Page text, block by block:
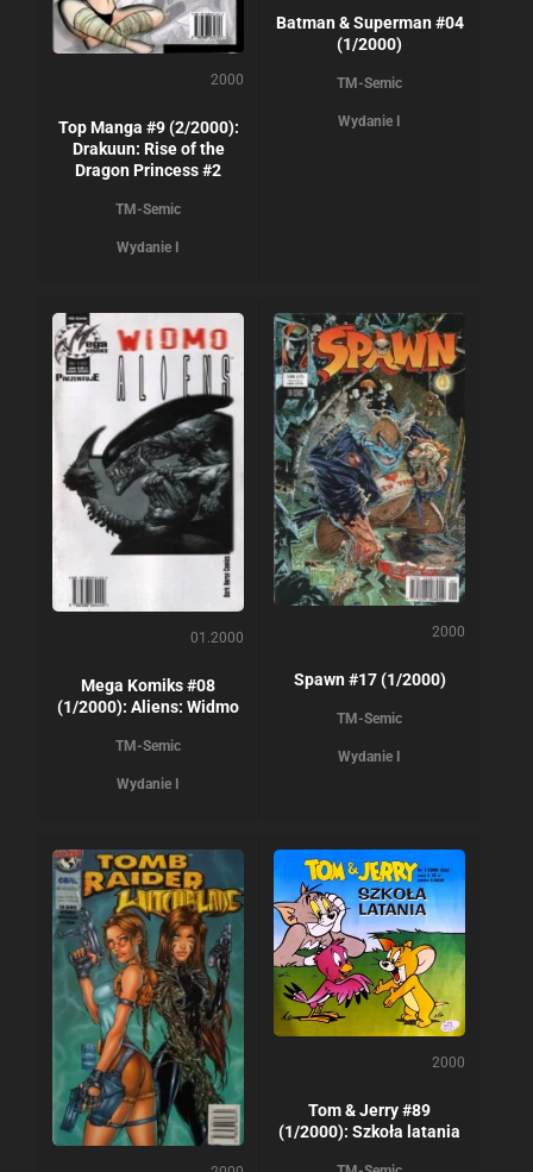
2000
Top Manga #9 (2/2000):
Drakuun: Rise of the
Dragon Princess #2
TM-Semic
Wydanie I
Batman & Superman #04
(1/2000)
TM-Semic
Wydanie I
01.2000
Mega Komiks #08
(1/2000): Aliens: Widmo
TM-Semic
Wydanie I
2000
Spawn #17 (1/2000)
TM-Semic
Wydanie I
2000
Tom & Jerry #89
(1/2000): Szkoła latania